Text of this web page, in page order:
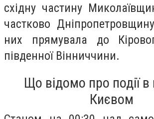
східну частину
частково
них прямувала до
південної Вінниччини.
Що відомо про події в
Києвом